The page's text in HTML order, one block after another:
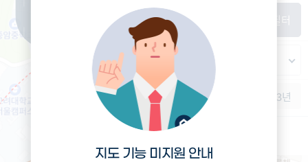
서울홍파초등학교 (공립)
총거리
283 m
0.8분
도보
6분
면적-
평형
세대
수-100
이상
범례
입주년차
입주예정
25~35년
주거 경매
매매 전세 단지필터
가격
가격
범례색상기준
1개월 3개월 6개월 1년 3년
지도 기능 미지원 안내